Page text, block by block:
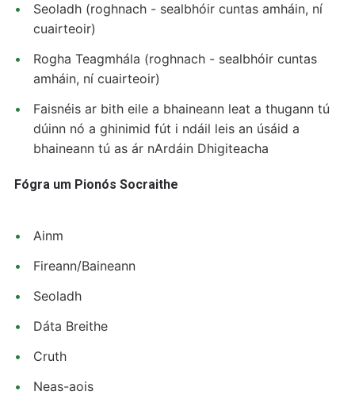
Seoladh (roghnach - sealbhóir cuntas amháin, ní
cuairteoir)
Rogha Teagmhála (roghnach - sealbhóir cuntas
amháin, ní cuairteoir)
Faisnéis ar bith eile a bhaineann leat a thugann tú
dúinn nó a ghinimid fút i ndáil leis an úsáid a
bhaineann tú as ár nArdáin Dhigiteacha
Fógra um Pionós Socraithe
Ainm
Fireann/Baineann
Seoladh
Dáta Breithe
Cruth
Neas-aois